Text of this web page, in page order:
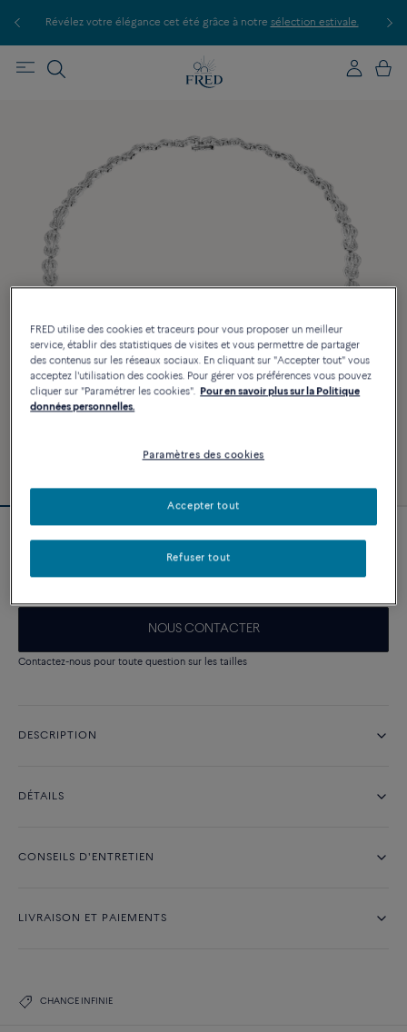
Révélez votre élégance cet été grâce à notre sélection estivale.
Collier Chance Infinie Crazy 8
NOUS CONTACTER
Contactez-nous pour toute question sur les tailles
DESCRIPTION
DÉTAILS
CONSEILS D'ENTRETIEN
LIVRAISON ET PAIEMENTS
CHANCE INFINIE
FRED utilise des cookies et traceurs pour vous proposer un meilleur
service, établir des statistiques de visites et vous permettre de partager
des contenus sur les réseaux sociaux. En cliquant sur "Accepter tout" vous
acceptez l'utilisation des cookies. Pour gérer vos préférences vous pouvez
cliquer sur "Paramétrer les cookies". Pour en savoir plus sur la Politique
données personnelles.
Paramètres des cookies
Refuser tout
Accepter tout